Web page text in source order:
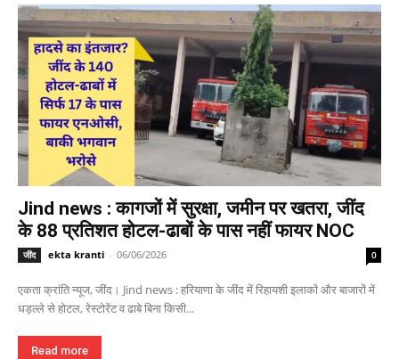
Jind news : कागजों में सुरक्षा, जमीन पर खतरा, जींद
के 88 प्रतिशत होटल-ढाबों के पास नहीं फायर NOC
जींद ekta kranti - 06/06/2026 0
एकता क्रांति न्यूज, जींद। Jind news : हरियाणा के जींद में रिहायशी इलाकों और बाजारों में
धड़ल्ले से होटल, रेस्टोरेंट व ढाबे बिना किसी...
Read more